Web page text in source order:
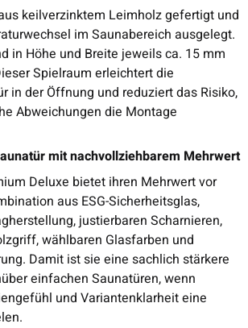
keilverzinktem Leimholz gefertigt und
im Saunabereich ausgelegt.
in Höhe und Breite jeweils ca. 15 mm
Spielraum erleichtert die
in der Öffnung und reduziert das Risiko,
Abweichungen die Montage
mit nachvollziehbarem Mehrwert
Deluxe bietet ihren Mehrwert vor
aus ESG-Sicherheitsglas,
justierbaren Scharnieren,
wählbaren Glasfarben und
Damit ist sie eine sachlich stärkere
einfachen Saunatüren, wenn
und Variantenklarheit eine